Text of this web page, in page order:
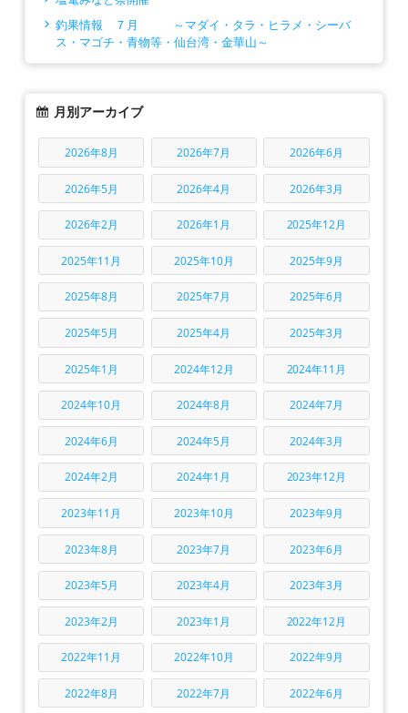
釣果情報 ７月 ～マダイ・タラ・ヒラメ・シーバ
ス・マゴチ・青物等・仙台湾・金華山～
月別アーカイブ
2026年8月 2026年7月 2026年6月
2026年5月 2026年4月 2026年3月
2026年2月 2026年1月 2025年12月
2025年11月 2025年10月 2025年9月
2025年8月 2025年7月 2025年6月
2025年5月 2025年4月 2025年3月
2025年1月 2024年12月 2024年11月
2024年10月 2024年8月 2024年7月
2024年6月 2024年5月 2024年3月
2024年2月 2024年1月 2023年12月
2023年11月 2023年10月 2023年9月
2023年8月 2023年7月 2023年6月
2023年5月 2023年4月 2023年3月
2023年2月 2023年1月 2022年12月
2022年11月 2022年10月 2022年9月
2022年8月 2022年7月 2022年6月